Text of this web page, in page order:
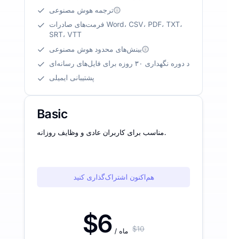
ترجمه هوش مصنوعی
فرمت‌های صادرات Word، CSV، PDF، TXT،
SRT، VTT
بینش‌های محدود هوش مصنوعی
د دوره نگهداری ۳۰ روزه برای فایل‌های رسانه‌ای
پشتیبانی ایمیلی
Basic
مناسب برای کاربران عادی و وظایف روزانه.
هم‌اکنون اشتراک‌گذاری کنید
$6 / ماه $10